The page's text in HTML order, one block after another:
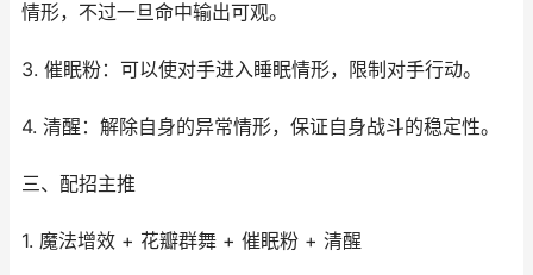
情形，不过一旦命中输出可观。
3. 催眠粉：可以使对手进入睡眠情形，限制对手行动。
4. 清醒：解除自身的异常情形，保证自身战斗的稳定性。
三、配招主推
1. 魔法增效 + 花瓣群舞 + 催眠粉 + 清醒